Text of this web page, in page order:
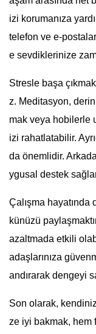
izi korumanıza
telefon ve e-
e sevdiklerinize
Stresle başa
z. Meditasyon,
mak veya hobilerle
izi rahatlatabilir.
da önemlidir.
ygusal destek
Çalışma
künüzü
azaltmada etkili
adaşlarınıza
andırarak dengeyi
Son olarak,
ze iyi bakmak, hem